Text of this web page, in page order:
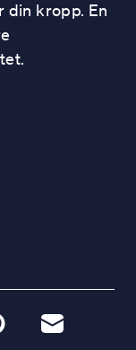
din kropp. En